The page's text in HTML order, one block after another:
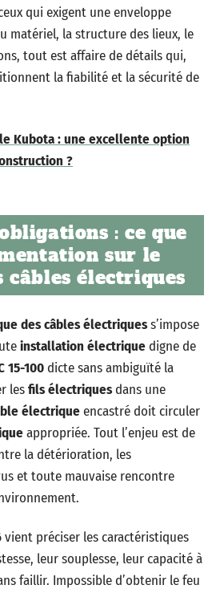
qui exigent une enveloppe
matériel, la structure des lieux, le
tout est affaire de détails qui,
la fiabilité et la sécurité de
Kubota : une excellente option
?
: ce que
sur le
câbles électriques
des câbles électriquess’impose
installation électriquedigne de
15-100dicte sans ambiguïté la
lesfils électriquesdans une
électriqueencastré doit circuler
appropriée. Tout l’enjeu est de
la détérioration, les
et toute mauvaise rencontre
vient préciser les caractéristiques
leur souplesse, leur capacité à
faillir. Impossible d’obtenir le feu